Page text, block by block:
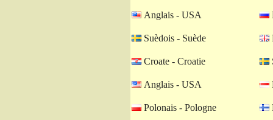
Anglais - USA
Suèdois - Suède
Croate - Croatie
Anglais - USA
Polonais - Pologne